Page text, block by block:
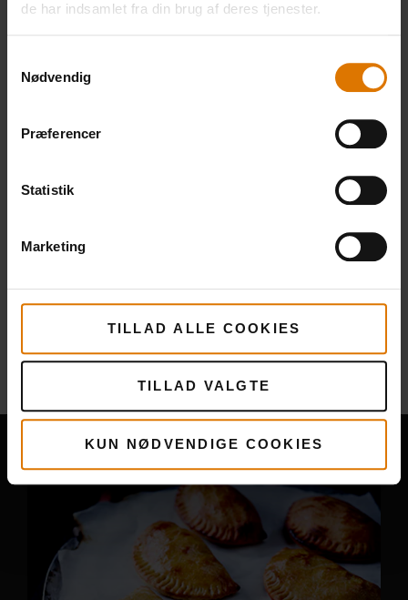
de har indsamlet fra din brug af deres tjenester.
Nødvendig
Præferencer
Statistik
Marketing
TILLAD ALLE COOKIES
TILLAD VALGTE
KUN NØDVENDIGE COOKIES
Flereopskrifter
Du måske også kunne lide